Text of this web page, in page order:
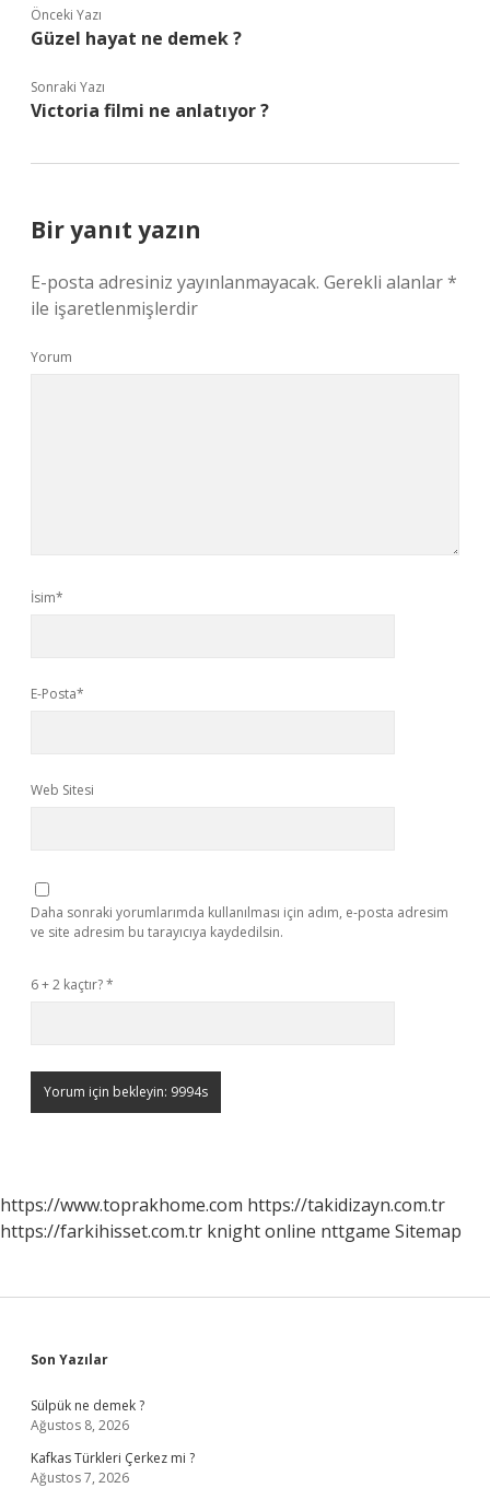
Önceki Yazı
Güzel hayat ne demek ?
Sonraki Yazı
Victoria filmi ne anlatıyor ?
Bir yanıt yazın
E-posta adresiniz yayınlanmayacak. Gerekli alanlar*
ile işaretlenmişlerdir
Yorum
İsim*
E-Posta*
Web Sitesi
Daha sonraki yorumlarımda kullanılması için adım, e-posta adresim
ve site adresim bu tarayıcıya kaydedilsin.
6 + 2 kaçtır?*
https://www.toprakhome.com https://takidizayn.com.tr
https://farkihisset.com.tr knight online nttgame Sitemap
Sidebar
Son Yazılar
Sülpük ne demek ?
Ağustos 8, 2026
Kafkas Türkleri Çerkez mi ?
Ağustos 7, 2026